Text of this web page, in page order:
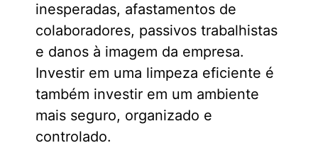
inesperadas, afastamentos de
colaboradores, passivos trabalhistas
e danos à imagem da empresa.
Investir em uma limpeza eficiente é
também investir em um ambiente
mais seguro, organizado e
controlado.